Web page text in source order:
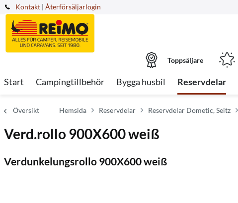
Kontakt | Återförsäljarlogin
Toppsäljare
Start Campingtillbehör Bygga husbil Reservdelar
Översikt Hemsida Reservdelar Reservdelar Dometic, Seitz
Verd.rollo 900X600 weiß
Verdunkelungsrollo 900X600 weiß